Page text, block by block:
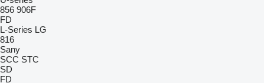
856 906F
FD
L-Series LG
816
Sany
SCC STC
SD
FD